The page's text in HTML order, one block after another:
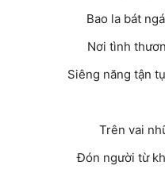
Bao la bát
Nơi tình
Siêng năng tận
Trên vai
Đón người từ